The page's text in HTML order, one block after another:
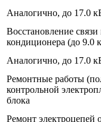
Аналогично, до 17.0
Восстановление
кондиционера (до 9.0
Аналогично, до 17.0
Ремонтные работы
контрольной
блока
Ремонт электроцепей